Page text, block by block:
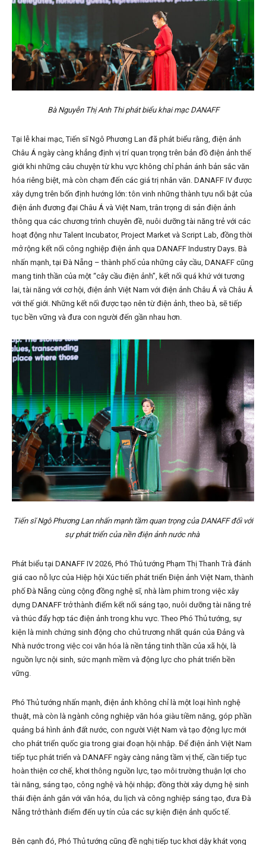
Bà Nguyễn Thị Anh Thi phát biểu khai mạc DANAFF
Tại lễ khai mạc, Tiến sĩ Ngô Phương Lan đã phát biểu rằng, điện ảnh
Châu Á ngày càng khẳng định vị trí quan trọng trên bản đồ điện ảnh thế
giới khi những câu chuyện từ khu vực không chỉ phản ánh bản sắc văn
hóa riêng biệt, mà còn chạm đến các giá trị nhân văn. DANAFF IV được
xây dựng trên bốn định hướng lớn: tôn vinh những thành tựu nổi bật của
điện ảnh đương đại Châu Á và Việt Nam, trân trọng di sản điện ảnh
thông qua các chương trình chuyên đề, nuôi dưỡng tài năng trẻ với các
hoạt động như Talent Incubator, Project Market và Script Lab, đồng thời
mở rộng kết nối công nghiệp điện ảnh qua DANAFF Industry Days. Bà
nhấn mạnh, tại Đà Nẵng – thành phố của những cây cầu, DANAFF cũng
mang tinh thần của một “cây cầu điện ảnh”, kết nối quá khứ với tương
lai, tài năng với cơ hội, điện ảnh Việt Nam với điện ảnh Châu Á và Châu Á
với thế giới. Những kết nối được tạo nên từ điện ảnh, theo bà, sẽ tiếp
tục bền vững và đưa con người đến gần nhau hơn.
Tiến sĩ Ngô Phương Lan nhấn mạnh tầm quan trọng của DANAFF đối với
sự phát triển của nền điện ảnh nước nhà
Phát biểu tại DANAFF IV 2026, Phó Thủ tướng Phạm Thị Thanh Trà đánh
giá cao nỗ lực của Hiệp hội Xúc tiến phát triển Điện ảnh Việt Nam, thành
phố Đà Nẵng cùng cộng đồng nghệ sĩ, nhà làm phim trong việc xây
dựng DANAFF trở thành điểm kết nối sáng tạo, nuôi dưỡng tài năng trẻ
và thúc đẩy hợp tác điện ảnh trong khu vực. Theo Phó Thủ tướng, sự
kiện là minh chứng sinh động cho chủ trương nhất quán của Đảng và
Nhà nước trong việc coi văn hóa là nền tảng tinh thần của xã hội, là
nguồn lực nội sinh, sức mạnh mềm và động lực cho phát triển bền
vững.
Phó Thủ tướng nhấn mạnh, điện ảnh không chỉ là một loại hình nghệ
thuật, mà còn là ngành công nghiệp văn hóa giàu tiềm năng, góp phần
quảng bá hình ảnh đất nước, con người Việt Nam và tạo động lực mới
cho phát triển quốc gia trong giai đoạn hội nhập. Để điện ảnh Việt Nam
tiếp tục phát triển và DANAFF ngày càng nâng tầm vị thế, cần tiếp tục
hoàn thiện cơ chế, khơi thông nguồn lực, tạo môi trường thuận lợi cho
tài năng, sáng tạo, công nghệ và hội nhập; đồng thời xây dựng hệ sinh
thái điện ảnh gắn với văn hóa, du lịch và công nghiệp sáng tạo, đưa Đà
Nẵng trở thành điểm đến uy tín của các sự kiện điện ảnh quốc tế.
Bên cạnh đó, Phó Thủ tướng cũng đề nghị tiếp tục khơi dậy khát vọng